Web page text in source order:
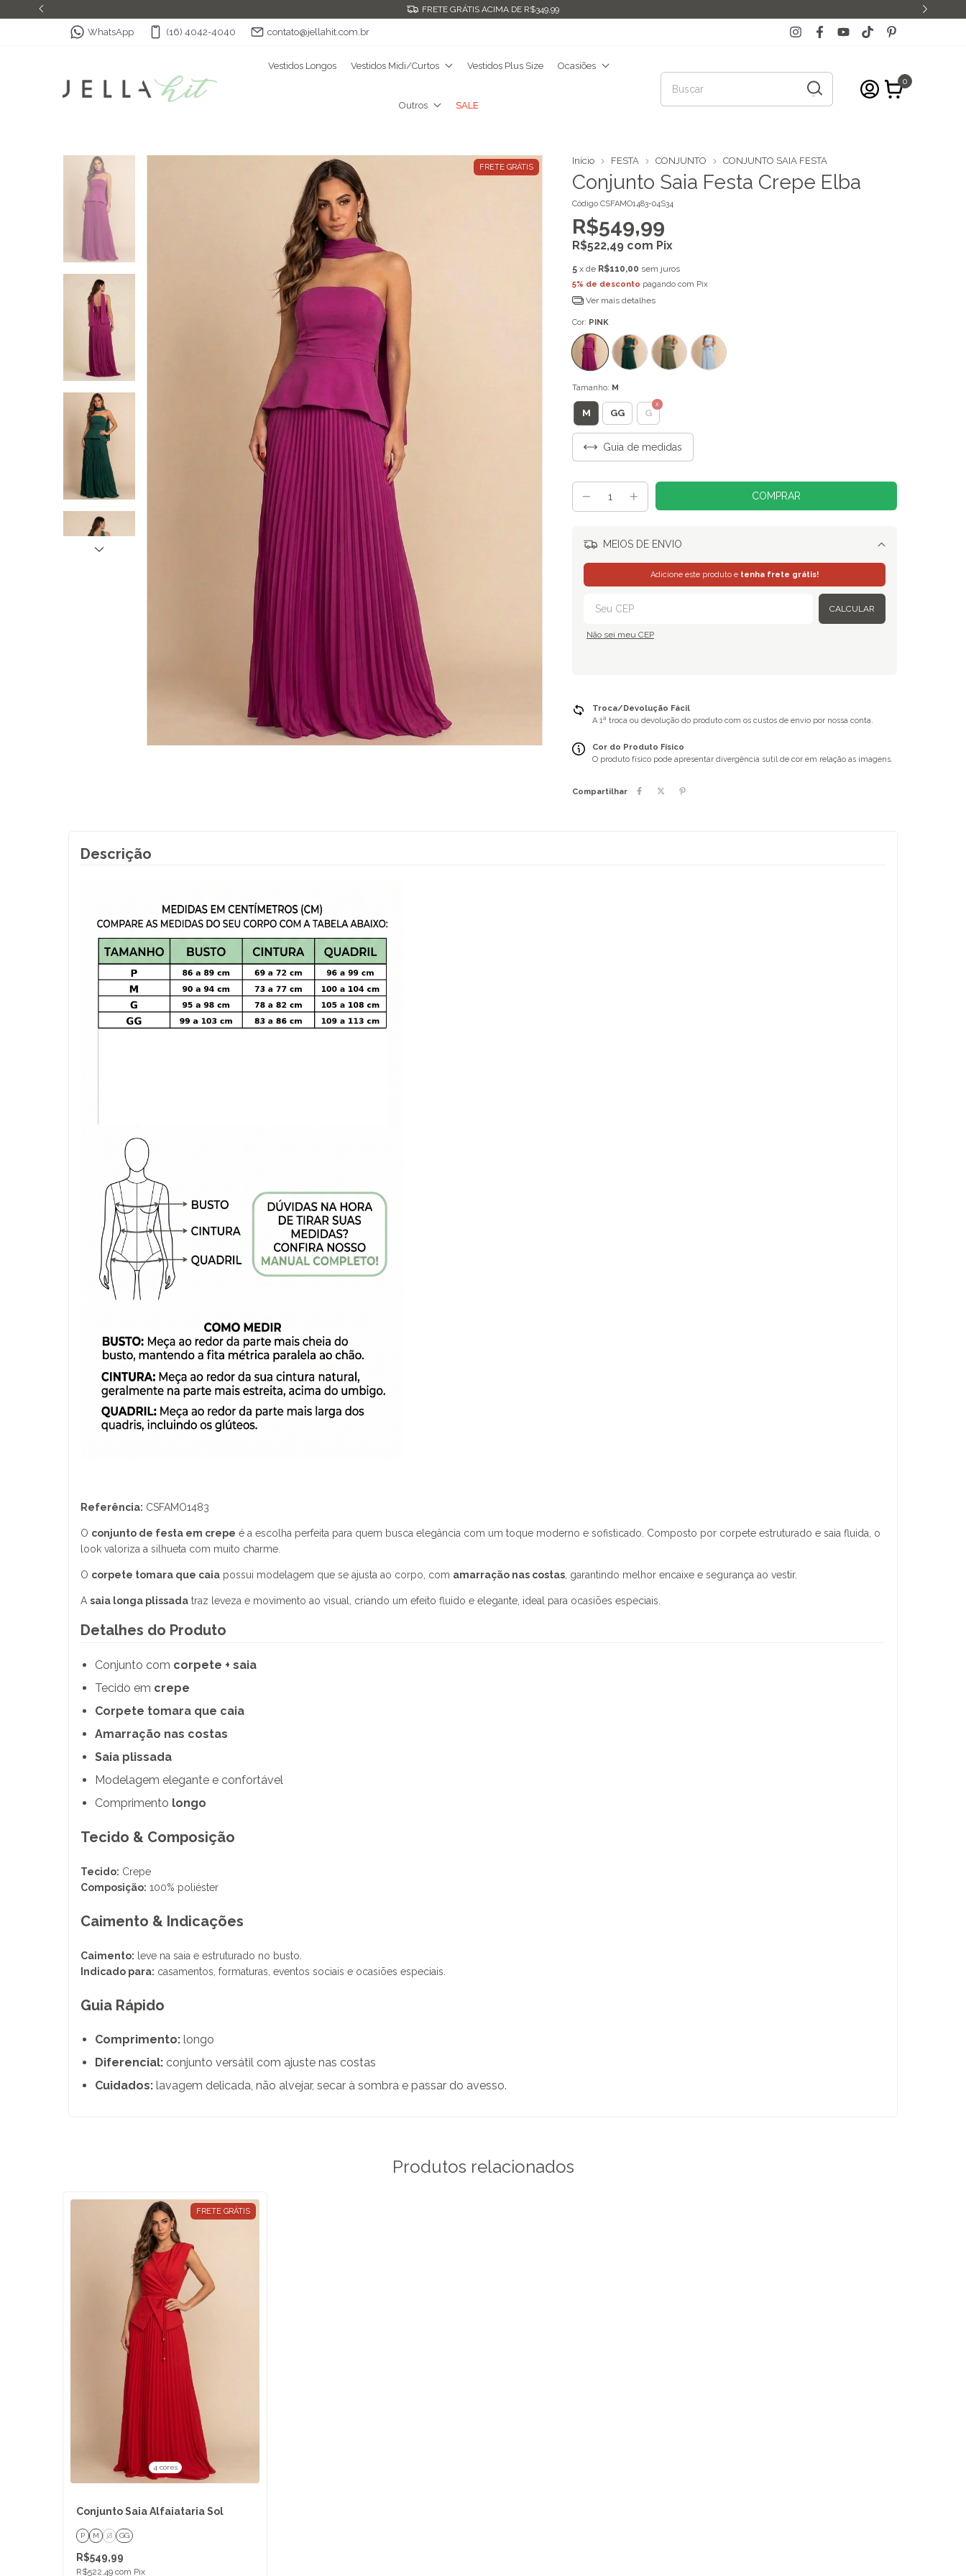
FRETE GRÁTIS ACIMA DE R$349,99
WhatsApp (16) 4042-4040 contato@jellahit.com.br
Vestidos Longos Vestidos Midi/Curtos Vestidos Plus Size Ocasiões
Outros SALE
0
FRETE GRÁTIS
Início FESTA CONJUNTO CONJUNTO SAIA FESTA
Conjunto Saia Festa Crepe Elba
Código CSFAMO1483-04S34
R$549,99
R$522,49 com Pix
5 x de R$110,00 sem juros
5% de desconto pagando com Pix
Ver mais detalhes
Cor: PINK
Tamanho: M
M GG G
Guia de medidas
MEIOS DE ENVIO
Alterar CEP
Adicione este produto e tenha frete grátis!
CALCULAR
Não sei meu CEP
Troca/Devolução Fácil
A 1ª troca ou devolução do produto com os custos de envio por nossa conta.
Cor do Produto Físico
O produto físico pode apresentar divergência sutil de cor em relação as imagens.
Compartilhar
Descrição
Referência: CSFAMO1483
O conjunto de festa em crepe é a escolha perfeita para quem busca elegância com um toque moderno e sofisticado. Composto por corpete estruturado e saia fluida, o
look valoriza a silhueta com muito charme.
O corpete tomara que caia possui modelagem que se ajusta ao corpo, com amarração nas costas, garantindo melhor encaixe e segurança ao vestir.
A saia longa plissada traz leveza e movimento ao visual, criando um efeito fluido e elegante, ideal para ocasiões especiais.
Detalhes do Produto
Conjunto com corpete + saia
Tecido em crepe
Corpete tomara que caia
Amarração nas costas
Saia plissada
Modelagem elegante e confortável
Comprimento longo
Tecido & Composição
Tecido: Crepe
Composição: 100% poliéster
Caimento & Indicações
Caimento: leve na saia e estruturado no busto.
Indicado para: casamentos, formaturas, eventos sociais e ocasiões especiais.
Guia Rápido
Comprimento: longo
Diferencial: conjunto versátil com ajuste nas costas
Cuidados: lavagem delicada, não alvejar, secar à sombra e passar do avesso.
Produtos relacionados
FRETE GRÁTIS
4 cores
Conjunto Saia Alfaiataria Sol
P M G GG
R$549,99
R$522,49 com Pix